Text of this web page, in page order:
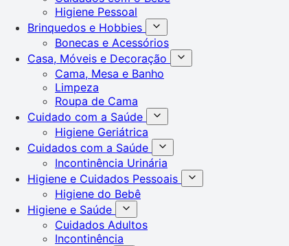
Higiene Pessoal
Brinquedos e Hobbies
Bonecas e Acessórios
Casa, Móveis e Decoração
Cama, Mesa e Banho
Limpeza
Roupa de Cama
Cuidado com a Saúde
Higiene Geriátrica
Cuidados com a Saúde
Incontinência Urinária
Higiene e Cuidados Pessoais
Higiene do Bebê
Higiene e Saúde
Cuidados Adultos
Incontinência